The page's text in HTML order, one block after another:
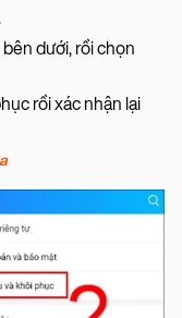
dưới, rồi chọn
rồi xác nhận lại